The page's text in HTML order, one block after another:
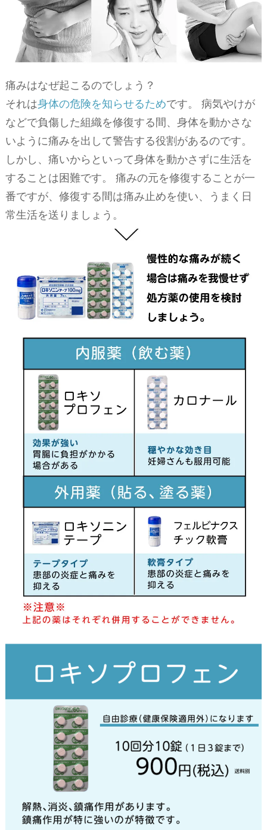
痛みはなぜ起こるのでしょう？
それは身体の危険を知らせるためです。 病気やけが
などで負傷した組織を修復する間、身体を動かさな
いように痛みを出して警告する役割があるのです。
しかし、痛いからといって身体を動かさずに生活を
することは困難です。 痛みの元を修復することが一
番ですが、修復する間は痛み止めを使い、うまく日
常生活を送りましょう。